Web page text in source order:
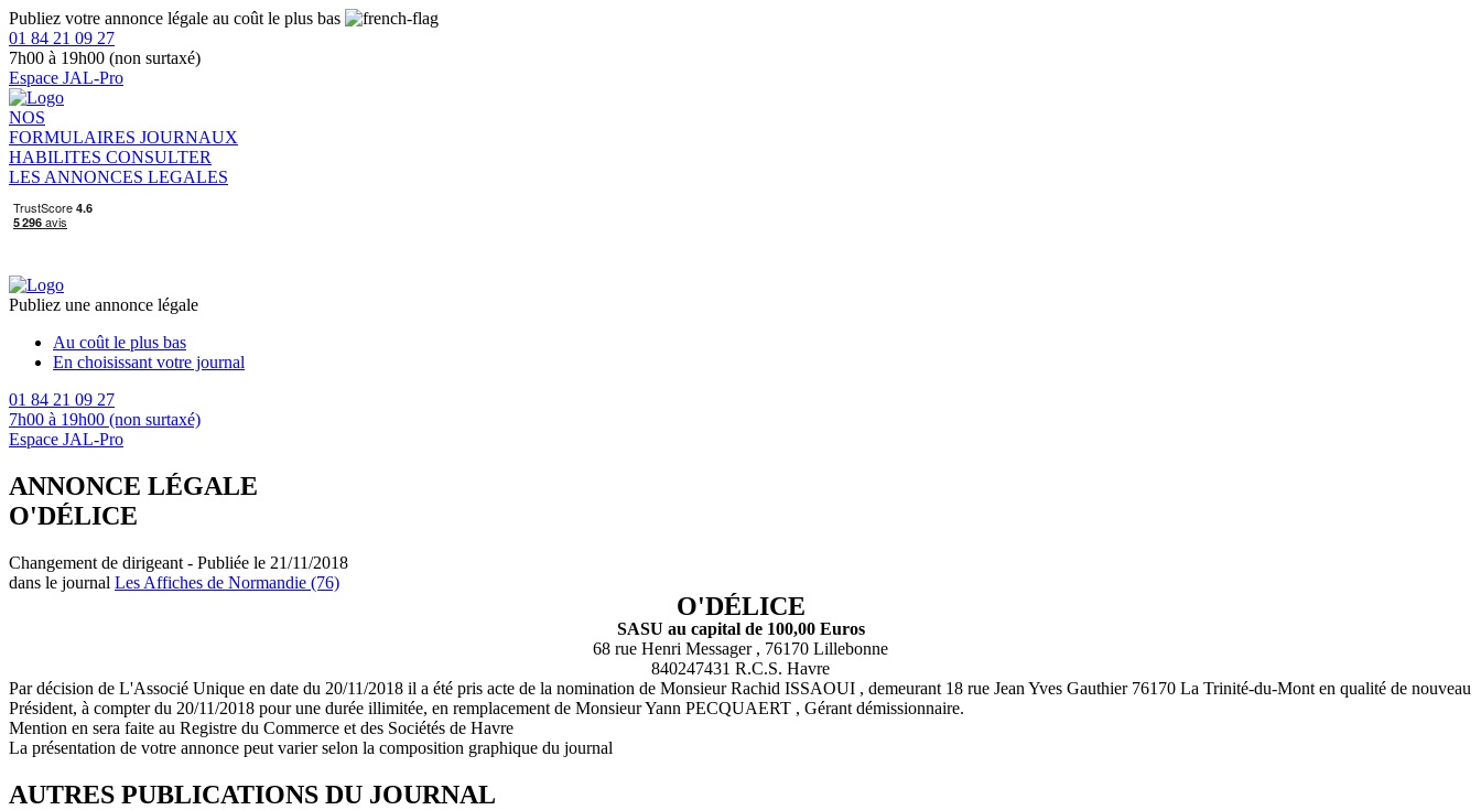
Publiez votre annonce légale au coût le plus bas
01 84 21 09 27
7h00 à 19h00 (non surtaxé)
Espace JAL-Pro
NOS
FORMULAIRES JOURNAUX
HABILITES CONSULTER
LES ANNONCES LEGALES
Publiez une annonce légale
Au coût le plus bas
En choisissant votre journal
01 84 21 09 27
7h00 à 19h00 (non surtaxé)
Espace JAL-Pro
ANNONCE LÉGALE
O'DÉLICE
Changement de dirigeant - Publiée le 21/11/2018
dans le journal Les Affiches de Normandie (76)
O'DÉLICE
SASU au capital de 100,00 Euros
68 rue Henri Messager , 76170 Lillebonne
840247431 R.C.S. Havre
Par décision de L'Associé Unique en date du 20/11/2018 il a été pris acte de la nomination de Monsieur Rachid ISSAOUI , demeurant 18 rue Jean Yves Gauthier 76170 La Trinité-du-Mont en qualité de nouveau
Président, à compter du 20/11/2018 pour une durée illimitée, en remplacement de Monsieur Yann PECQUAERT , Gérant démissionnaire.
Mention en sera faite au Registre du Commerce et des Sociétés de Havre
La présentation de votre annonce peut varier selon la composition graphique du journal
AUTRES PUBLICATIONS DU JOURNAL